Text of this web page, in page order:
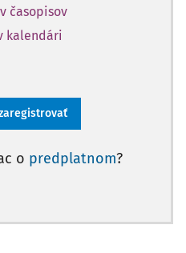
časopisov
kalendári
o predplatnom?